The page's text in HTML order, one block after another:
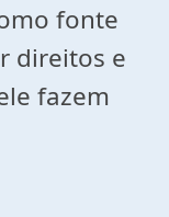
fonte
direitos e
fazem